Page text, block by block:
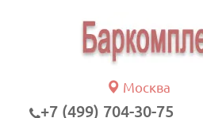
Москва
+7 (499) 704-30-75